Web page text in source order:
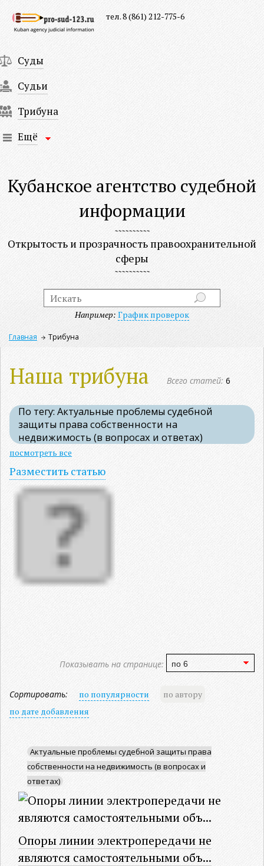
Суды
Судьи
Трибуна
Ещё
тел. 8 (861) 212-775-6
Кубанское агентство судебной
информации
Открытость и прозрачность правоохранительной
сферы
Например: График проверок
Главная Трибуна
Наша трибуна Всего статей: 6
По тегу: Актуальные проблемы судебной
защиты права собственности на
недвижимость (в вопросах и ответах)
посмотреть все
Разместить статью
Показывать на странице:
Сортировать: по популярности
по автору
по дате добавления
Актуальные проблемы судебной защиты права
собственности на недвижимость (в вопросах и
ответах)
Опоры линии электропередачи не
являются самостоятельными объ...